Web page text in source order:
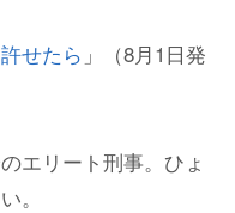
せたら 」（8月1日発
エリート刑事。ひょ
。